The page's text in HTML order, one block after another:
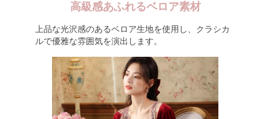
高級感あふれるベロア素材
上品な光沢感のあるベロア生地を使用し、クラシカ
ルで優雅な雰囲気を演出します。